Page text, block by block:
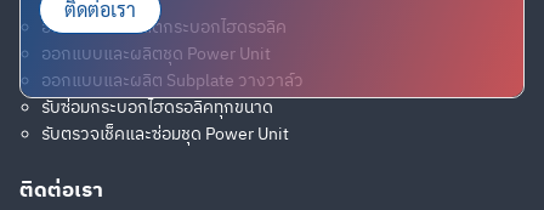
English
ติดต่อเรา
ออกแบบและผลิตกระบอกไฮดรอลิค
ออกแบบและผลิตชุด Power Unit
ออกแบบและผลิต Subplate วางวาล์ว
รับซ่อมกระบอกไฮดรอลิคทุกขนาด
รับตรวจเช็คและซ่อมชุด Power Unit
ติดต่อเรา